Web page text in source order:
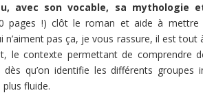
avec son vocable, sa mythologie
pages !) clôt le roman et aide à mettre
n’aiment pas ça, je vous rassure, il est tout
le contexte permettant de comprendre
qu’on identifie les différents groupes
fluide.